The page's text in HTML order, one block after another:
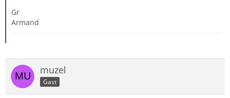
Gr
Armand
muzel
Gast